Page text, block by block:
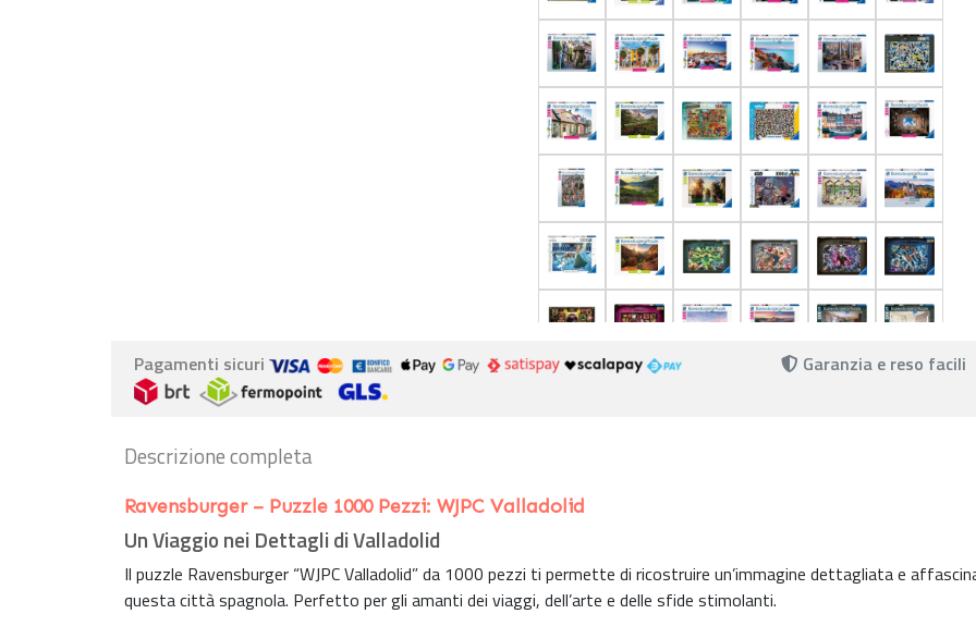
Pagamenti sicuri Garanzia e reso facili
Descrizione completa
Ravensburger – Puzzle 1000 Pezzi: WJPC Valladolid
Un Viaggio nei Dettagli di Valladolid
Il puzzle Ravensburger “WJPC Valladolid” da 1000 pezzi ti permette di ricostruire un’immagine dettagliata e
questa città spagnola. Perfetto per gli amanti dei viaggi, dell’arte e delle sfide stimolanti.